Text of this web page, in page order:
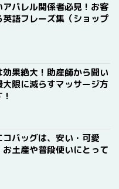
パレル関係者必見！お客
語フレーズ集（ショップ
果絶大！助産師から聞い
限に減らすマッサージ方
バッグは、安い・可愛
土産や普段使いにとって